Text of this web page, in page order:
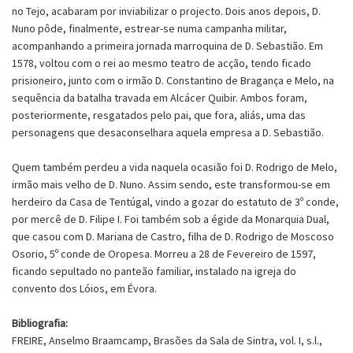
no Tejo, acabaram por inviabilizar o projecto. Dois anos depois, D.
Nuno pôde, finalmente, estrear-se numa campanha militar,
acompanhando a primeira jornada marroquina de D. Sebastião. Em
1578, voltou com o rei ao mesmo teatro de acção, tendo ficado
prisioneiro, junto com o irmão D. Constantino de Bragança e Melo, na
sequência da batalha travada em Alcácer Quibir. Ambos foram,
posteriormente, resgatados pelo pai, que fora, aliás, uma das
personagens que desaconselhara aquela empresa a D. Sebastião.
Quem também perdeu a vida naquela ocasião foi D. Rodrigo de Melo,
irmão mais velho de D. Nuno. Assim sendo, este transformou-se em
herdeiro da Casa de Tentúgal, vindo a gozar do estatuto de 3º conde,
por mercê de D. Filipe I. Foi também sob a égide da Monarquia Dual,
que casou com D. Mariana de Castro, filha de D. Rodrigo de Moscoso
Osorio, 5º conde de Oropesa. Morreu a 28 de Fevereiro de 1597,
ficando sepultado no panteão familiar, instalado na igreja do
convento dos Lóios, em Évora.
Bibliografia:
FREIRE, Anselmo Braamcamp, Brasões da Sala de Sintra, vol. I, s.l.,